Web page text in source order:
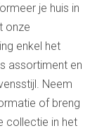
je huis in
onze
enkel het
assortiment en
Neem
of breng
collectie in het